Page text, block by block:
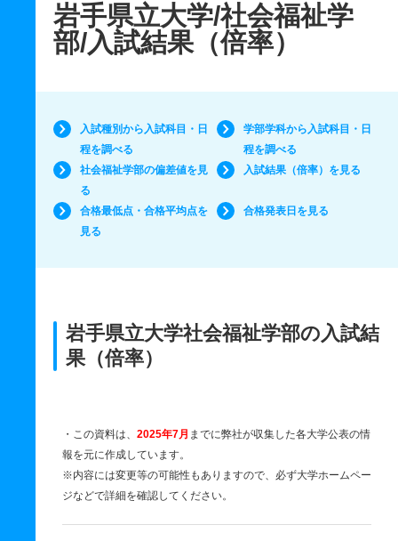
岩手県立大学/社会福祉学
部/入試結果（倍率）
入試種別から入試科目・日
程を調べる
学部学科から入試科目・日
程を調べる
社会福祉学部の偏差値を見
る
入試結果（倍率）を見る
合格最低点・合格平均点を
見る
合格発表日を見る
岩手県立大学社会福祉学部の入試結
果（倍率）
・この資料は、 2025年7月 までに弊社が収集した各大学公表の情
報を元に作成しています。
※内容には変更等の可能性もありますので、必ず大学ホームペー
ジなどで詳細を確認してください。